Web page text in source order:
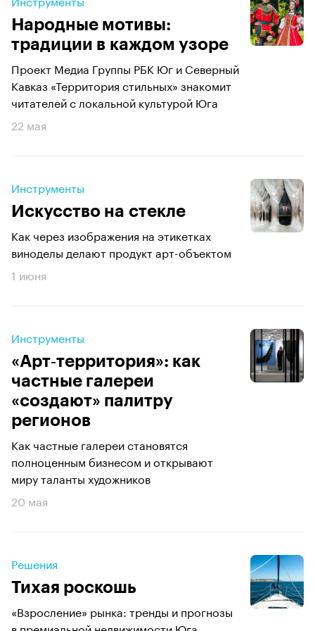
Народные мотивы:
традиции в каждом узоре
Проект Медиа Группы РБК Юг и Северный
Кавказ «Территория стильных» знакомит
читателей с локальной культурой Юга
22 мая
Инструменты
Искусство на стекле
Как через изображения на этикетках
виноделы делают продукт арт-объектом
1 июня
Инструменты
«Арт‑территория»: как
частные галереи
«создают» палитру
регионов
Как частные галереи становятся
полноценным бизнесом и открывают
миру таланты художников
20 мая
Решения
Тихая роскошь
«Взросление» рынка: тренды и прогнозы